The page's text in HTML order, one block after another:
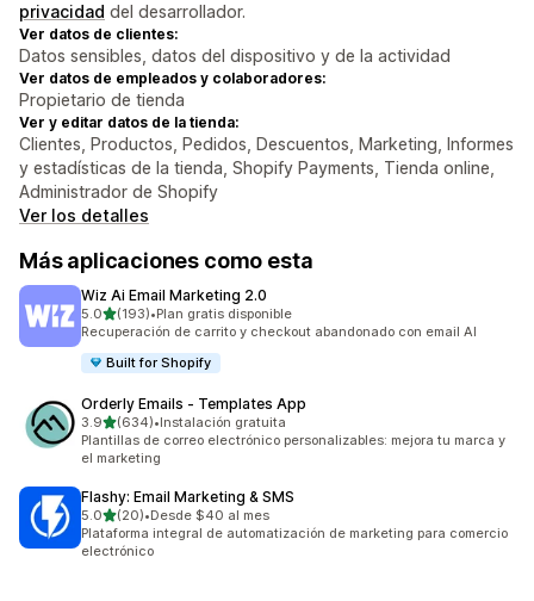
privacidad del desarrollador.
Ver datos de clientes:
Datos sensibles, datos del dispositivo y de la actividad
Ver datos de empleados y colaboradores:
Propietario de tienda
Ver y editar datos de la tienda:
Clientes, Productos, Pedidos, Descuentos, Marketing, Informes
y estadísticas de la tienda, Shopify Payments, Tienda online,
Administrador de Shopify
Ver los detalles
Más aplicaciones como esta
Wiz Ai Email Marketing 2.0
5.0de 5 estrellas
(193)
193 reseñas en total
•Plan gratis disponible
Recuperación de carrito y checkout abandonado con email AI
Built for Shopify
Orderly Emails ‑ Templates App
3.9de 5 estrellas
(634)
634 reseñas en total
•Instalación gratuita
Plantillas de correo electrónico personalizables: mejora tu marca y
el marketing
Flashy: Email Marketing & SMS
5.0de 5 estrellas
(20)
20 reseñas en total
•Desde $40 al mes
Plataforma integral de automatización de marketing para comercio
electrónico